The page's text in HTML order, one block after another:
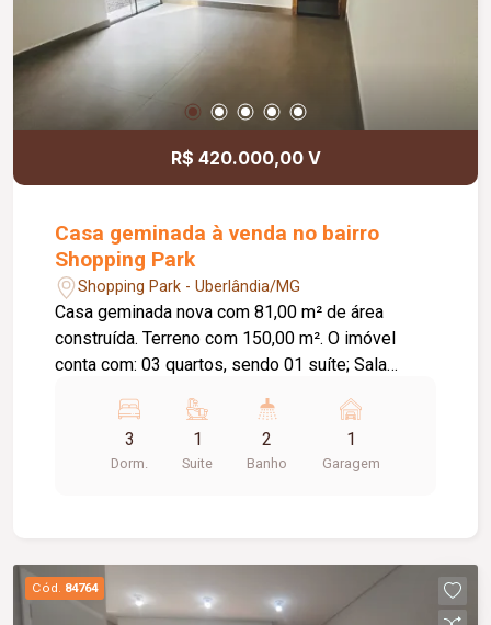
R$ 420.000,00 V
Casa geminada à venda no bairro
Shopping Park
Shopping Park - Uberlândia/MG
Casa geminada nova com 81,00 m² de área
construída. Terreno com 150,00 m². O imóvel
conta com: 03 quartos, sendo 01 suíte; Sala
Lavanderia; Estacionamento; Diferenciais: Porta
pivotante na sala com 1,20 m; Pé-direito de 3,10
m de altura; Janelas em blindex, sendo a da sala
complementares: Imóvel em fase de
acabamento, com previsão de entrega em
3
Dorm.
1
Suite
2
Banho
1
Garagem
Cód. 84764